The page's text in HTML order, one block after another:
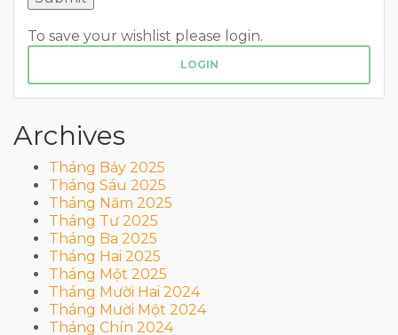
To save your wishlist please login.
LOGIN
Archives
Tháng Bảy 2025
Tháng Sáu 2025
Tháng Năm 2025
Tháng Tư 2025
Tháng Ba 2025
Tháng Hai 2025
Tháng Một 2025
Tháng Mười Hai 2024
Tháng Mười Một 2024
Tháng Chín 2024